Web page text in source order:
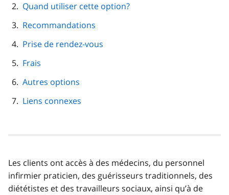
page
Quand utiliser cette option?
Recommandations
Prise de rendez-vous
Frais
Autres options
Liens connexes
Les clients ont accès à des médecins, du personnel
infirmier praticien, des guérisseurs traditionnels, des
diététistes et des travailleurs sociaux, ainsi qu’à de